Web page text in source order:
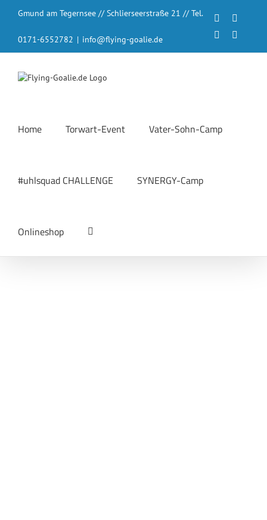
InhaltGmund am Tegernsee // Schlierseerstraße 21 // Tel.
0171-6552782 | info@flying-goalie.de
Facebook
LinkedIn
Home Torwart-Event Vater-Sohn-Camp
#uhlsquad CHALLENGE SYNERGY-Camp
Onlineshop